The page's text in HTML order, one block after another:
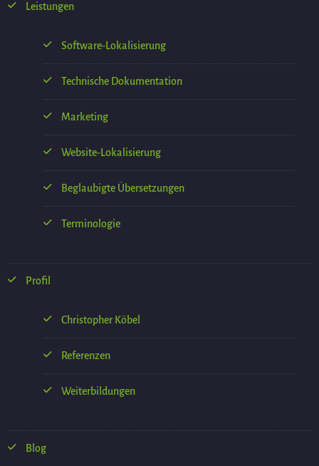
Leistungen
Software-Lokalisierung
Technische Dokumentation
Marketing
Website-Lokalisierung
Beglaubigte Übersetzungen
Terminologie
Profil
Christopher Köbel
Referenzen
Weiterbildungen
Blog